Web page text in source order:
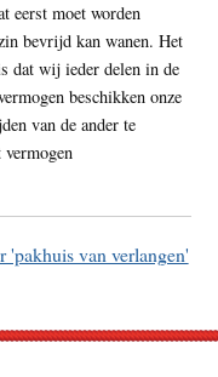
eerst moet worden
bevrijd kan wanen. Het
dat wij ieder delen in de
beschikken onze
van de ander te
'pakhuis van verlangen'